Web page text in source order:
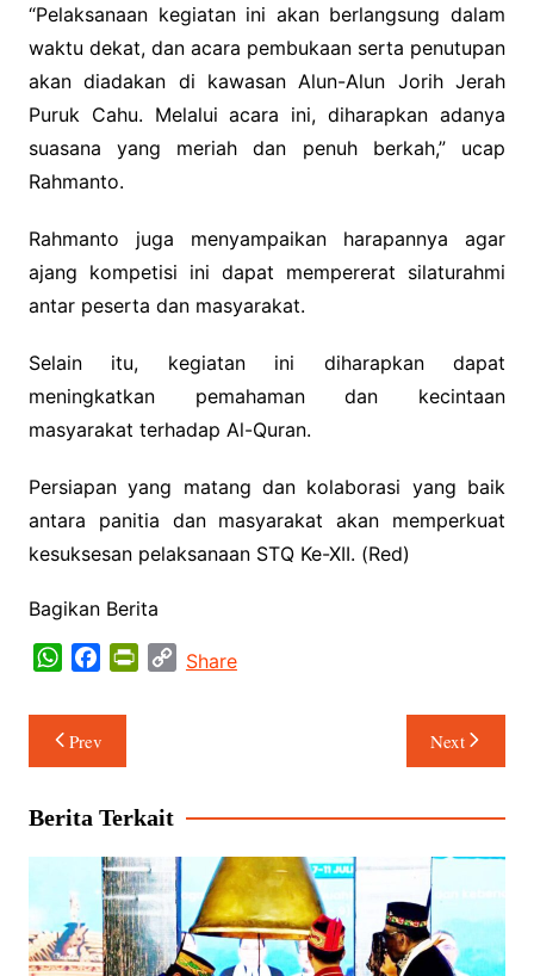
“Pelaksanaan kegiatan ini akan berlangsung dalam
waktu dekat, dan acara pembukaan serta penutupan
akan diadakan di kawasan Alun-Alun Jorih Jerah
Puruk Cahu. Melalui acara ini, diharapkan adanya
suasana yang meriah dan penuh berkah,” ucap
Rahmanto.
Rahmanto juga menyampaikan harapannya agar
ajang kompetisi ini dapat mempererat silaturahmi
antar peserta dan masyarakat.
Selain itu, kegiatan ini diharapkan dapat
meningkatkan pemahaman dan kecintaan
masyarakat terhadap Al-Quran.
Persiapan yang matang dan kolaborasi yang baik
antara panitia dan masyarakat akan memperkuat
kesuksesan pelaksanaan STQ Ke-XII. (Red)
Bagikan Berita
W
a
t
s
p
p
c
e
b
o
k
r
i
e
n
d
C
k
Share
Navigasi
pos
Prev Next
Berita Terkait